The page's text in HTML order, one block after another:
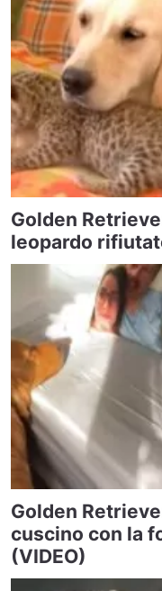
Golden
leopardo
Golden
cuscino con la
(VIDEO)